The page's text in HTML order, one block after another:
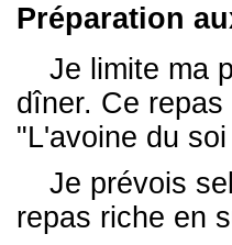
Préparation
Je limite ma
dîner. Ce
"L'avoine du
Je prévois
repas riche en